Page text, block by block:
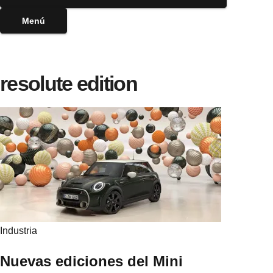
Menú
resolute edition
Industria
Nuevas ediciones del Mini